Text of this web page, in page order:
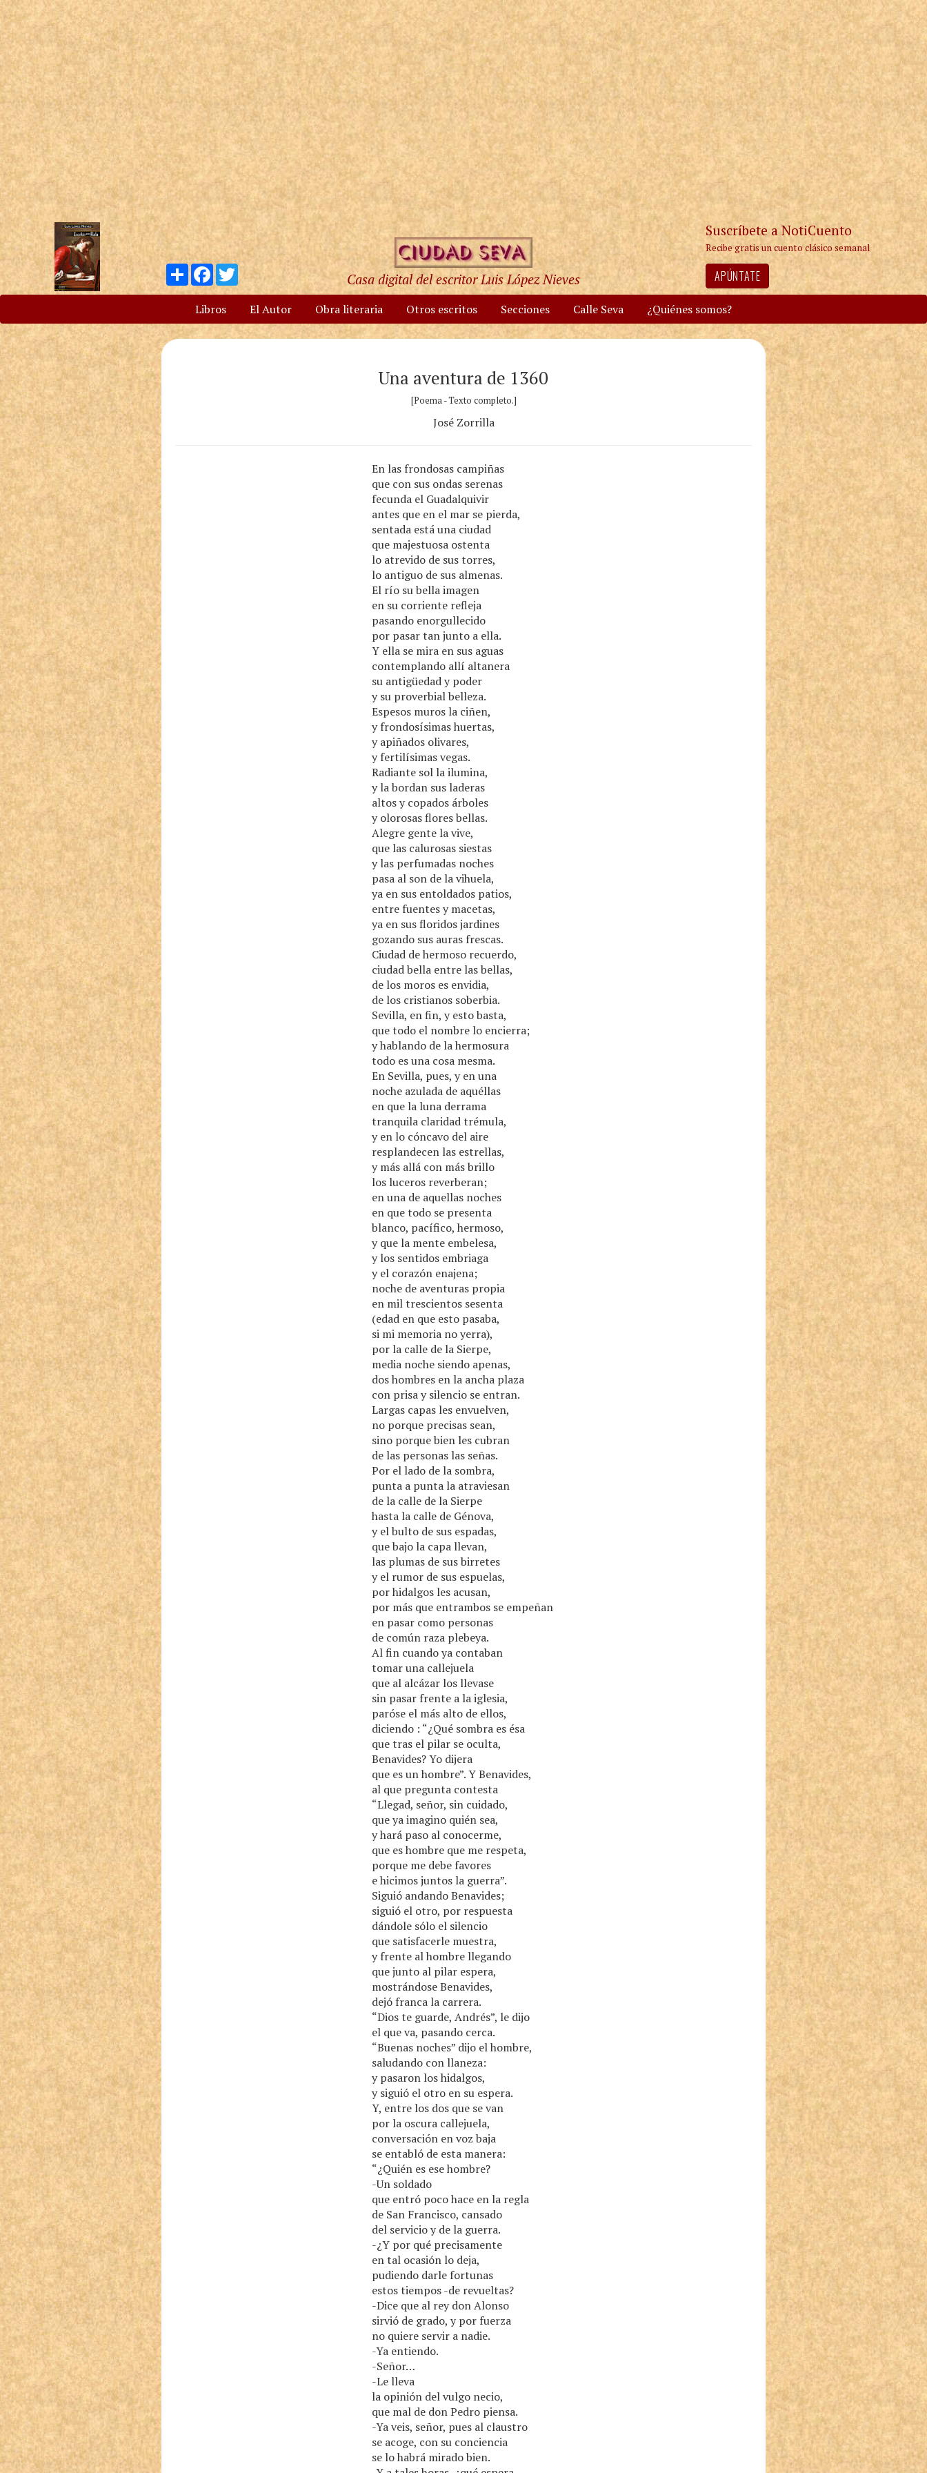
Compartir
Facebook
Twitter
Casa digital del escritor Luis López Nieves
Suscríbete a NotiCuento
Recibe gratis un cuento clásico semanal
APÚNTATE
Libros El Autor Obra literaria Otros escritos Secciones Calle Seva ¿Quiénes somos?
Una aventura de 1360
[Poema - Texto completo.]
José Zorrilla
En las frondosas campiñas
que con sus ondas serenas
fecunda el Guadalquivir
antes que en el mar se pierda,
sentada está una ciudad
que majestuosa ostenta
lo atrevido de sus torres,
lo antiguo de sus almenas.
El río su bella imagen
en su corriente refleja
pasando enorgullecido
por pasar tan junto a ella.
Y ella se mira en sus aguas
contemplando allí altanera
su antigüedad y poder
y su proverbial belleza.
Espesos muros la ciñen,
y frondosísimas huertas,
y apiñados olivares,
y fertilísimas vegas.
Radiante sol la ilumina,
y la bordan sus laderas
altos y copados árboles
y olorosas flores bellas.
Alegre gente la vive,
que las calurosas siestas
y las perfumadas noches
pasa al son de la vihuela,
ya en sus entoldados patios,
entre fuentes y macetas,
ya en sus floridos jardines
gozando sus auras frescas.
Ciudad de hermoso recuerdo,
ciudad bella entre las bellas,
de los moros es envidia,
de los cristianos soberbia.
Sevilla, en fin, y esto basta,
que todo el nombre lo encierra;
y hablando de la hermosura
todo es una cosa mesma.
En Sevilla, pues, y en una
noche azulada de aquéllas
en que la luna derrama
tranquila claridad trémula,
y en lo cóncavo del aire
resplandecen las estrellas,
y más allá con más brillo
los luceros reverberan;
en una de aquellas noches
en que todo se presenta
blanco, pacífico, hermoso,
y que la mente embelesa,
y los sentidos embriaga
y el corazón enajena;
noche de aventuras propia
en mil trescientos sesenta
(edad en que esto pasaba,
si mi memoria no yerra),
por la calle de la Sierpe,
media noche siendo apenas,
dos hombres en la ancha plaza
con prisa y silencio se entran.
Largas capas les envuelven,
no porque precisas sean,
sino porque bien les cubran
de las personas las señas.
Por el lado de la sombra,
punta a punta la atraviesan
de la calle de la Sierpe
hasta la calle de Génova,
y el bulto de sus espadas,
que bajo la capa llevan,
las plumas de sus birretes
y el rumor de sus espuelas,
por hidalgos les acusan,
por más que entrambos se empeñan
en pasar como personas
de común raza plebeya.
Al fin cuando ya contaban
tomar una callejuela
que al alcázar los llevase
sin pasar frente a la iglesia,
paróse el más alto de ellos,
diciendo : “¿Qué sombra es ésa
que tras el pilar se oculta,
Benavides? Yo dijera
que es un hombre”. Y Benavides,
al que pregunta contesta
“Llegad, señor, sin cuidado,
que ya imagino quién sea,
y hará paso al conocerme,
que es hombre que me respeta,
porque me debe favores
e hicimos juntos la guerra”.
Siguió andando Benavides;
siguió el otro, por respuesta
dándole sólo el silencio
que satisfacerle muestra,
y frente al hombre llegando
que junto al pilar espera,
mostrándose Benavides,
dejó franca la carrera.
“Dios te guarde, Andrés”, le dijo
el que va, pasando cerca.
“Buenas noches” dijo el hombre,
saludando con llaneza:
y pasaron los hidalgos,
y siguió el otro en su espera.
Y, entre los dos que se van
por la oscura callejuela,
conversación en voz baja
se entabló de esta manera:
“¿Quién es ese hombre?
-Un soldado
que entró poco hace en la regla
de San Francisco, cansado
del servicio y de la guerra.
-¿Y por qué precisamente
en tal ocasión lo deja,
pudiendo darle fortunas
estos tiempos -de revueltas?
-Dice que al rey don Alonso
sirvió de grado, y por fuerza
no quiere servir a nadie.
-Ya entiendo.
-Señor…
-Le lleva
la opinión del vulgo necio,
que mal de don Pedro piensa.
-Ya veis, señor, pues al claustro
se acoge, con su conciencia
se lo habrá mirado bien.